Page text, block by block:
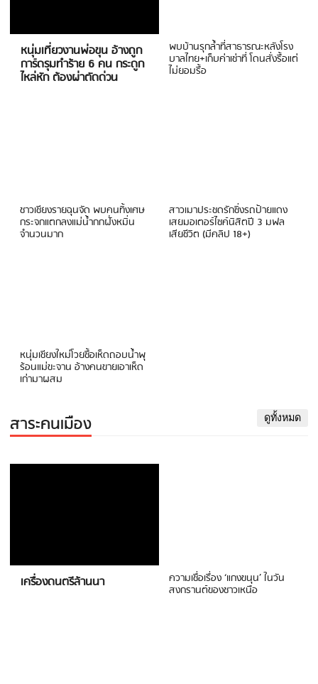
หนุ่มเที่ยวงานพ่อขุน อ้างถูก
การ์ดรุมทำร้าย 6 คน กระดูก
ไหล่หัก ต้องผ่าตัดด่วน
พบบ้านรุกล้ำที่สาธารณะหลังโรง
บาลไทย+เก็บค่าเช่าที่ โดนสั่งรื้อแต่
ไม่ยอมรื้อ
ชาวเชียงรายฉุนจัด พบคนทิ้งเศษ
กระจกแตกลงแม่น้ำกกฝั่งหมิ่น
จำนวนมาก
สาวเมาประชดรักซิ่งรถป้ายแดง
เสยมอเตอร์ไซค์นิสิตปี 3 มฟล
เสียชีวิต (มีคลิป 18+)
หนุ่มเชียงใหม่โวยซื้อเห็ดถอบน้ำพุ
ร้อนแม่ขะจาน อ้างคนขายเอาเห็ด
เก่ามาผสม
สาระคนเมือง ดูทั้งหมด
เครื่องดนตรีล้านนา ความเชื่อเรื่อง ‘แกงขนุน’ ในวัน
สงกรานต์ของชาวเหนือ